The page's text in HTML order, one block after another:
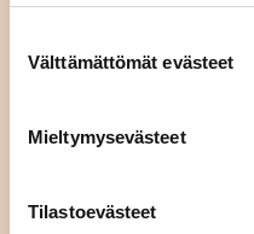
Välttämättömät evästeet
Mieltymysevästeet
Tilastoevästeet
LÄS ARTIKELN